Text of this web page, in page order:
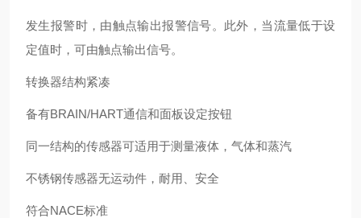
发生报警时，由触点输出报警信号。此外，当流量低于设
定值时，可由触点输出信号。
转换器结构紧凑
备有BRAIN/HART通信和面板设定按钮
同一结构的传感器可适用于测量液体，气体和蒸汽
不锈钢传感器无运动件，耐用、安全
符合NACE标准